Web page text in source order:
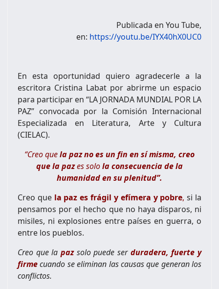
Publicada en You Tube,
en: https://youtu.be/IYX40hX0UC0
En esta oportunidad quiero agradecerle a la
escritora Cristina Labat por abrirme un espacio
para participar en “LA JORNADA MUNDIAL POR LA
PAZ” convocada por la Comisión Internacional
Especializada en Literatura, Arte y Cultura
(CIELAC).
“Creo quela paz no es un fin en sí misma, creo
que la pazes solola consecuencia de la
humanidad en su plenitud”.
Creo quela paz es frágil y efímera y pobre, si la
pensamos por el hecho que no haya disparos, ni
misiles, ni explosiones entre países en guerra, o
entre los pueblos.
Creo que la pazsolo puede serduradera, fuerte y
firmecuando se eliminan las causas que generan los
conflictos.